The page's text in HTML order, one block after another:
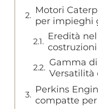
Motori
per impieghi
Eredità
Gamma
Versatilità
Perkins
compatte